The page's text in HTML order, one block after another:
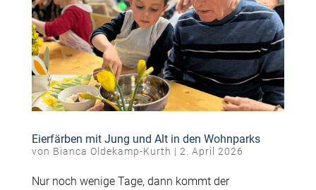
Eierfärben mit Jung und Alt in den Wohnparks
von Bianca Oldekamp-Kurth | 2. April 2026
Nur noch wenige Tage, dann kommt der